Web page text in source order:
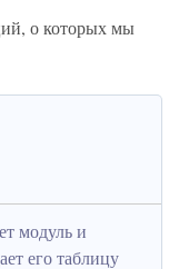
о которых мы
модуль и
его таблицу